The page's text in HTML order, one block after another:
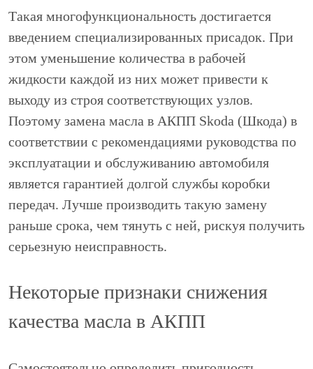
Такая многофункциональность достигается
введением специализированных присадок. При
этом уменьшение количества в рабочей
жидкости каждой из них может привести к
выходу из строя соответствующих узлов.
Поэтому замена масла в АКПП Skoda (Шкода) в
соответствии с рекомендациями руководства по
эксплуатации и обслуживанию автомобиля
является гарантией долгой службы коробки
передач. Лучше производить такую замену
раньше срока, чем тянуть с ней, рискуя получить
серьезную неисправность.
Некоторые признаки снижения
качества масла в АКПП